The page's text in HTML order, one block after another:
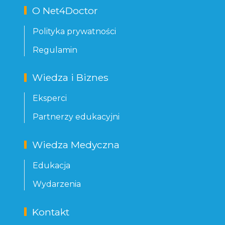
O Net4Doctor
Polityka prywatności
Regulamin
Wiedza i Biznes
Eksperci
Partnerzy edukacyjni
Wiedza Medyczna
Edukacja
Wydarzenia
Kontakt